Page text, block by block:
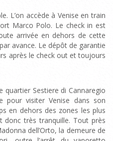
L’on accède à Venise en train
Marco Polo. Le check in est
arrivée en dehors de cette
avance. Le dépôt de garantie
après le check out et toujours
quartier Sestiere di Cannaregio
pour visiter Venise dans son
en dehors des zones les plus
donc très tranquille. Tout près
dell’Orto, la demeure de